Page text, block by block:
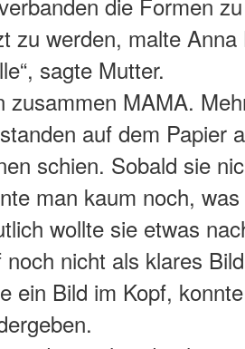
zu werden, malte Anna
sagte Mutter.
zusammen MAMA.
auf dem Papier
schien. Sobald sie
man kaum noch,
wollte sie etwas
nicht als klares
ein Bild im Kopf,